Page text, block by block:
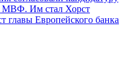
МВФ. Им стал Хорст
главы Европейского банка